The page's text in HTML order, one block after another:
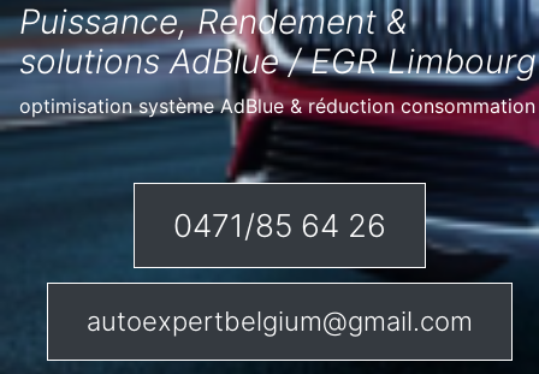
Puissance, Rendement &
solutions AdBlue / EGR Limbourg
optimisation système AdBlue & réduction consommation
0471/85 64 26
autoexpertbelgium@gmail.com